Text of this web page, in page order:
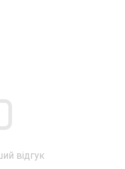
відгук